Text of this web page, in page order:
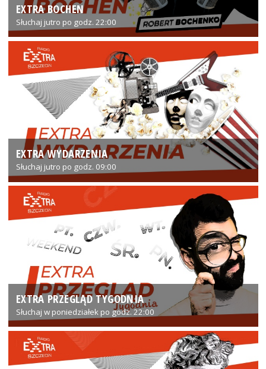
EXTRA BOCHEN
Słuchaj jutro po godz. 22:00
EXTRA WYDARZENIA
Słuchaj jutro po godz. 09:00
EXTRA PRZEGLĄD TYGODNIA
Słuchaj w poniedziałek po godz. 22:00